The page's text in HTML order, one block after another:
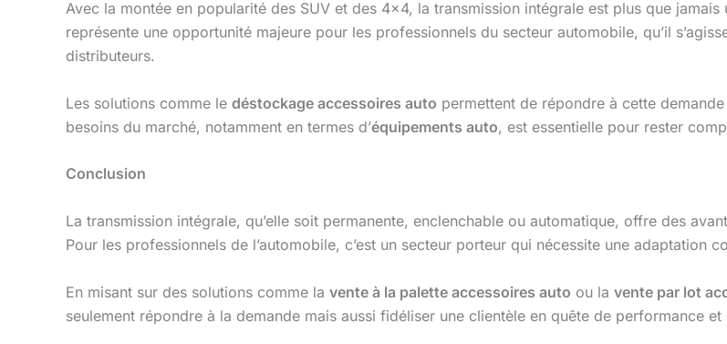
Avec la montée en popularité des SUV et des 4×4, la transmission intégrale est plus que
représente une opportunité majeure pour les professionnels du secteur automobile, qu’il
distributeurs.
Les solutions comme le déstockage accessoires auto permettent de répondre à cette
besoins du marché, notamment en termes d’équipements auto, est essentielle pour rester
Conclusion
La transmission intégrale, qu’elle soit permanente, enclenchable ou automatique, offre des
Pour les professionnels de l’automobile, c’est un secteur porteur qui nécessite une adaptation
En misant sur des solutions comme la vente à la palette accessoires auto ou la vente par lot
seulement répondre à la demande mais aussi fidéliser une clientèle en quête de performance et